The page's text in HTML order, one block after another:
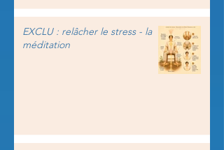
EXCLU : relâcher le stress - la
méditation